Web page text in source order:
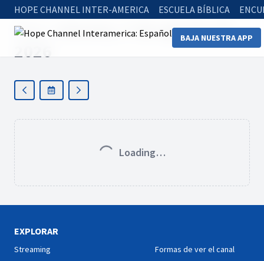
HOPE CHANNEL INTER-AMERICA ESCUELA BÍBLICA
BAJA NUESTRA APP
Hoy: viernes, 7 de agosto de
2026
Loading…
EXPLORAR
Streaming
Formas de ver el canal